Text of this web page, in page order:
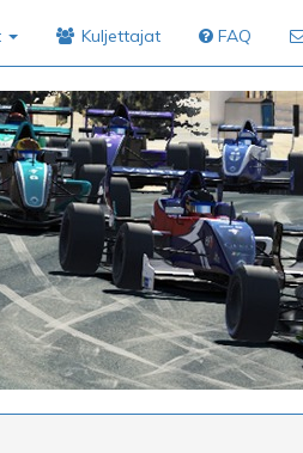
Kuljettajat FAQ